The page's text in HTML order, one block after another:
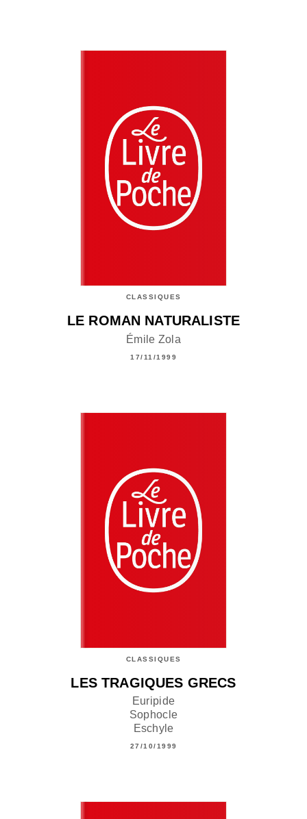
CLASSIQUES
LE ROMAN NATURALISTE
Émile Zola
17/11/1999
CLASSIQUES
LES TRAGIQUES GRECS
Euripide
Sophocle
Eschyle
27/10/1999